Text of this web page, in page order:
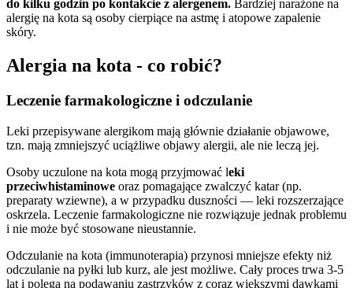
do kilku godzin po kontakcie z alergenem. Bardziej narażone na
alergię na kota są osoby cierpiące na astmę i atopowe zapalenie
skóry.
Alergia na kota - co robić?
Leczenie farmakologiczne i odczulanie
Leki przepisywane alergikom mają głównie działanie objawowe,
tzn. mają zmniejszyć uciążliwe objawy alergii, ale nie leczą jej.
Osoby uczulone na kota mogą przyjmować leki
przeciwhistaminowe oraz pomagające zwalczyć katar (np.
preparaty wziewne), a w przypadku duszności — leki rozszerzające
oskrzela. Leczenie farmakologiczne nie rozwiązuje jednak problemu
i nie może być stosowane nieustannie.
Odczulanie na kota (immunoterapia) przynosi mniejsze efekty niż
odczulanie na pyłki lub kurz, ale jest możliwe. Cały proces trwa 3-5
lat i polega na podawaniu zastrzyków z coraz większymi dawkami